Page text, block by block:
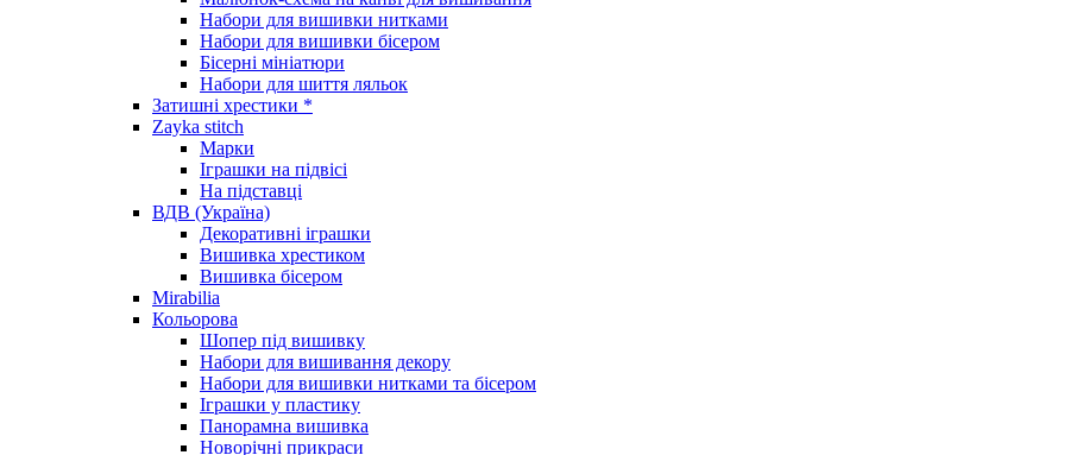
Набори для вишивки нитками
Набори для вишивки бісером
Бісерні мініатюри
Набори для шиття ляльок
Затишні хрестики *
Zayka stitch
Марки
Іграшки на підвісі
На підставці
ВДВ (Україна)
Декоративні іграшки
Вишивка хрестиком
Вишивка бісером
Mirabilia
Кольорова
Шопер під вишивку
Набори для вишивання декору
Набори для вишивки нитками та бісером
Іграшки у пластику
Панорамна вишивка
Новорічні прикраси